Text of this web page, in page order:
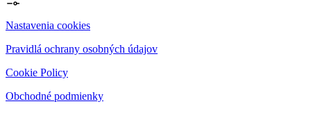
Nastavenia cookies
Pravidlá ochrany osobných údajov
Cookie Policy
Obchodné podmienky